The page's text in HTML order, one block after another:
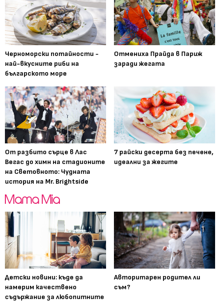
Черноморски потайности -
най-вкусните риби на
българското море
Отмениха Прайда в Париж
заради жегата
От разбито сърце в Лас
Вегас до химн на стадионите
на Световното: Чудната
история на Mr. Brightside
7 райски десерта без печене,
идеални за жегите
Детски новини: къде да
намерим качествено
съдържание за любопитните
Авторитарен родител ли
съм?